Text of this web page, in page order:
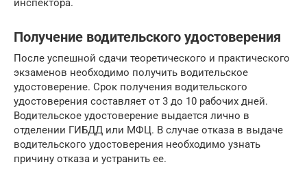
инспектора.
Получение водительского удостоверения
После успешной сдачи теоретического и практического
экзаменов необходимо получить водительское
удостоверение. Срок получения водительского
удостоверения составляет от 3 до 10 рабочих дней.
Водительское удостоверение выдается лично в
отделении ГИБДД или МФЦ. В случае отказа в выдаче
водительского удостоверения необходимо узнать
причину отказа и устранить ее.